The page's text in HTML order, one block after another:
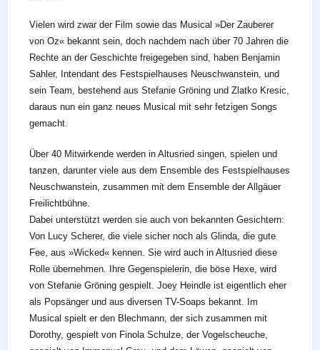
Vielen wird zwar der Film sowie das Musical »Der Zauberer
von Oz« bekannt sein, doch nachdem nach über 70 Jahren die
Rechte an der Geschichte freigegeben sind, haben Benjamin
Sahler, Intendant des Festspielhauses Neuschwanstein, und
sein Team, bestehend aus Stefanie Gröning und Zlatko Kresic,
daraus nun ein ganz neues Musical mit sehr fetzigen Songs
gemacht.
Über 40 Mitwirkende werden in Altusried singen, spielen und
tanzen, darunter viele aus dem Ensemble des Festspielhauses
Neuschwanstein, zusammen mit dem Ensemble der Allgäuer
Freilichtbühne.
Dabei unterstützt werden sie auch von bekannten Gesichtern:
Von Lucy Scherer, die viele sicher noch als Glinda, die gute
Fee, aus »Wicked« kennen. Sie wird auch in Altusried diese
Rolle übernehmen. Ihre Gegenspielerin, die böse Hexe, wird
von Stefanie Gröning gespielt. Joey Heindle ist eigentlich eher
als Popsänger und aus diversen TV-Soaps bekannt. Im
Musical spielt er den Blechmann, der sich zusammen mit
Dorothy, gespielt von Finola Schulze, der Vogelscheuche,